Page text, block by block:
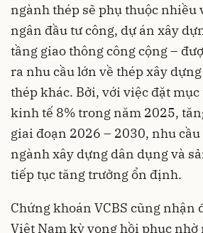
ngành thép sẽ phụ thuộc nhiều
ngân đầu tư công, dự án xây
tầng giao thông công cộng –
ra nhu cầu lớn về thép xây
thép khác. Bởi, với việc đặt
kinh tế 8% trong năm 2025,
giai đoạn 2026 – 2030, nhu cầu
ngành xây dựng dân dụng và
tiếp tục tăng trưởng ổn định.
Chứng khoán VCBS cũng nhận
Việt Nam kỳ vọng hồi phục nhờ